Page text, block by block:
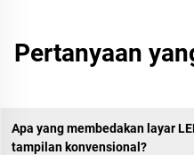
Pertanyaan
Apa yang membedakan layar
tampilan konvensional?